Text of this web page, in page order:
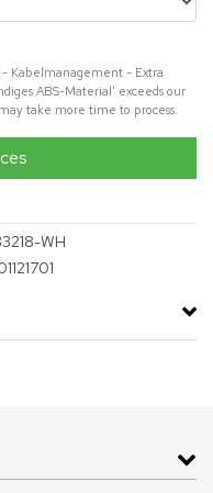
Kabelmanagement - Extra
ABS-Material' exceeds our
take more time to process.
WH